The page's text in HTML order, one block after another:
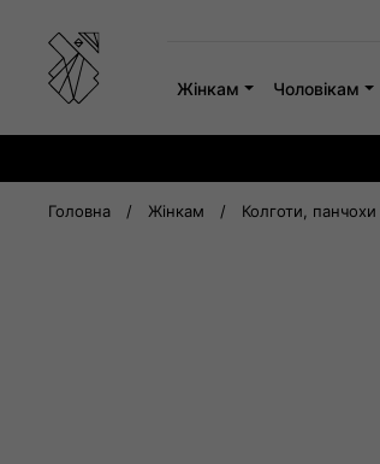
content
Жінкам Чоловікам
Головна / Жінкам / Колготи, панчохи